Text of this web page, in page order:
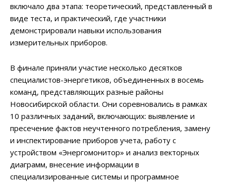
включало два этапа: теоретический, представленный в
виде теста, и практический, где участники
демонстрировали навыки использования
измерительных приборов.
В финале приняли участие несколько десятков
специалистов-энергетиков, объединенных в восемь
команд, представляющих разные районы
Новосибирской области. Они соревновались в рамках
10 различных заданий, включающих: выявление и
пресечение фактов неучтенного потребления, замену
и инспектирование приборов учета, работу с
устройством «Энергомонитор» и анализ векторных
диаграмм, внесение информации в
специализированные системы и программное